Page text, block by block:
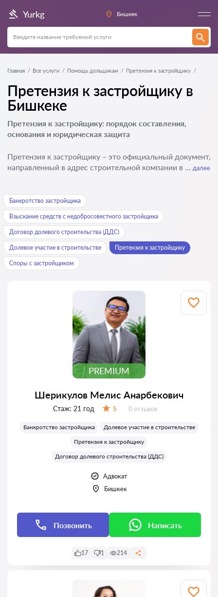
Yurkg Бишкек
Главная Все услуги Помощь дольщикам Претензия к застройщику
Претензия к застройщику в
Бишкеке
Претензия к застройщику: порядок составления,
основания и юридическая защита
Претензия к застройщику – это официальный документ,
направленный в адрес строительной компании в ... далее
Банкротство застройщика
Взыскание средств с недобросовестного застройщика
Договор долевого строительства (ДДС)
Долевое участие в строительстве Претензия к застройщику
Споры с застройщиком
PREMIUM
Шерикулов Мелис Анарбекович
Стаж: 21 год 5 Отзывов:
0 отзывов
Банкротство застройщика
Долевое участие в строительстве
Претензия к застройщику
Договор долевого строительства (ДДС)
Адвокат
Бишкек
Позвонить Написать
17 1 214